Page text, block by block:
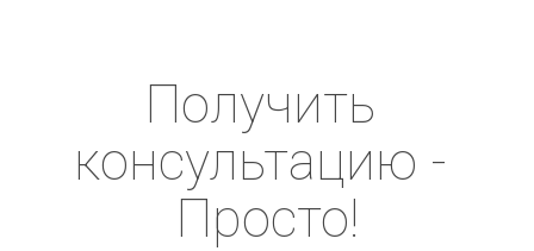
Получить
консультацию -
Просто!